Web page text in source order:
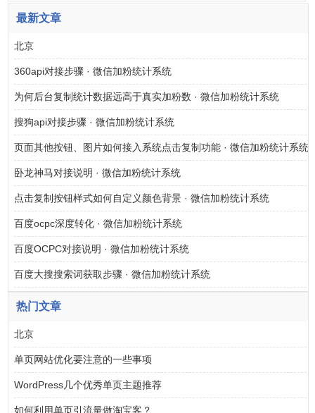
最新文章
北京
360api对接步骤 · 微信加粉统计系统
为何后台复制统计数据远高于真实加粉数 · 微信加粉统计系统
搜狗api对接步骤 · 微信加粉统计系统
页面其他按钮、图片如何接入系统点击复制功能 · 微信加粉统计系统
卧龙神马对接说明 · 微信加粉统计系统
点击复制按钮样式如何自定义颜色背景 · 微信加粉统计系统
百度ocpc深度转化 · 微信加粉统计系统
百度OCPC对接说明 · 微信加粉统计系统
百度大搜搜索词获取步骤 · 微信加粉统计系统
热门文章
北京
单页网站优化要注意的一些事项
WordPress几个优秀单页主题推荐
如何利用单页引流量做淘宝客？